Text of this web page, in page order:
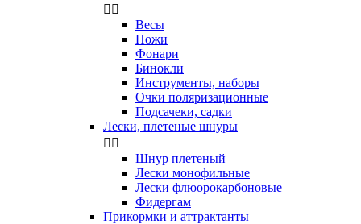
 
Весы
Ножи
Фонари
Бинокли
Инструменты, наборы
Очки поляризационные
Подсачеки, садки
Лески, плетеные шнуры
 
Шнур плетеный
Лески монофильные
Лески флюорокарбоновые
Фидергам
Прикормки и аттрактанты